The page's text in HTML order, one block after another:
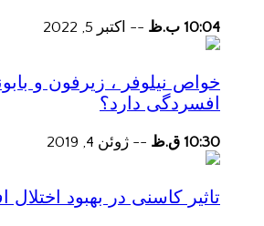
10:04 ب.ظ -- اکتبر 5, 2022
خواص نیلوفر ، زیرفون و
افسردگی دارد؟
10:30 ق.ظ -- ژوئن 4, 2019
تاثیر کاسنی در بهبود